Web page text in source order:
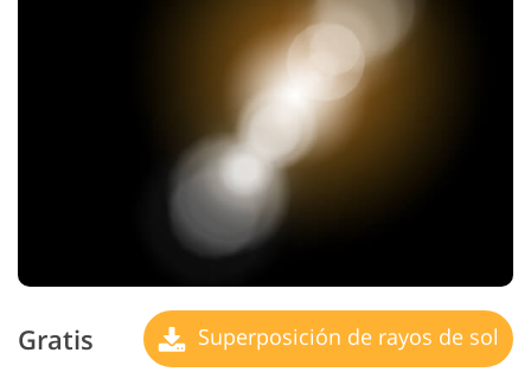
Gratis Superposición de rayos de sol